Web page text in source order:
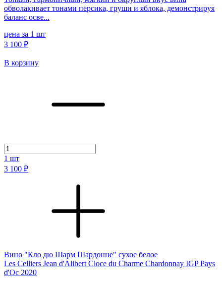
обволакивает тонами персика, груши и яблока, демонстрируя
баланс осве...
цена за 1 шт
3 100 ₽
В корзину
1 шт
3 100 ₽
Вино "Кло дю Шарм Шардонне" сухое белое
Les Celliers Jean d'Alibert Cloce du Charme Chardonnay IGP Pays
d'Oc 2020